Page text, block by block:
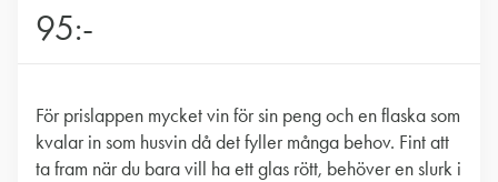
95:-
För prislappen mycket vin för sin peng och en flaska som
kvalar in som husvin då det fyller många behov. Fint att
ta fram när du bara vill ha ett glas rött, behöver en slurk i